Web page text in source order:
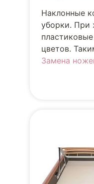
Наклонные
уборки. При
цветов.
Замена